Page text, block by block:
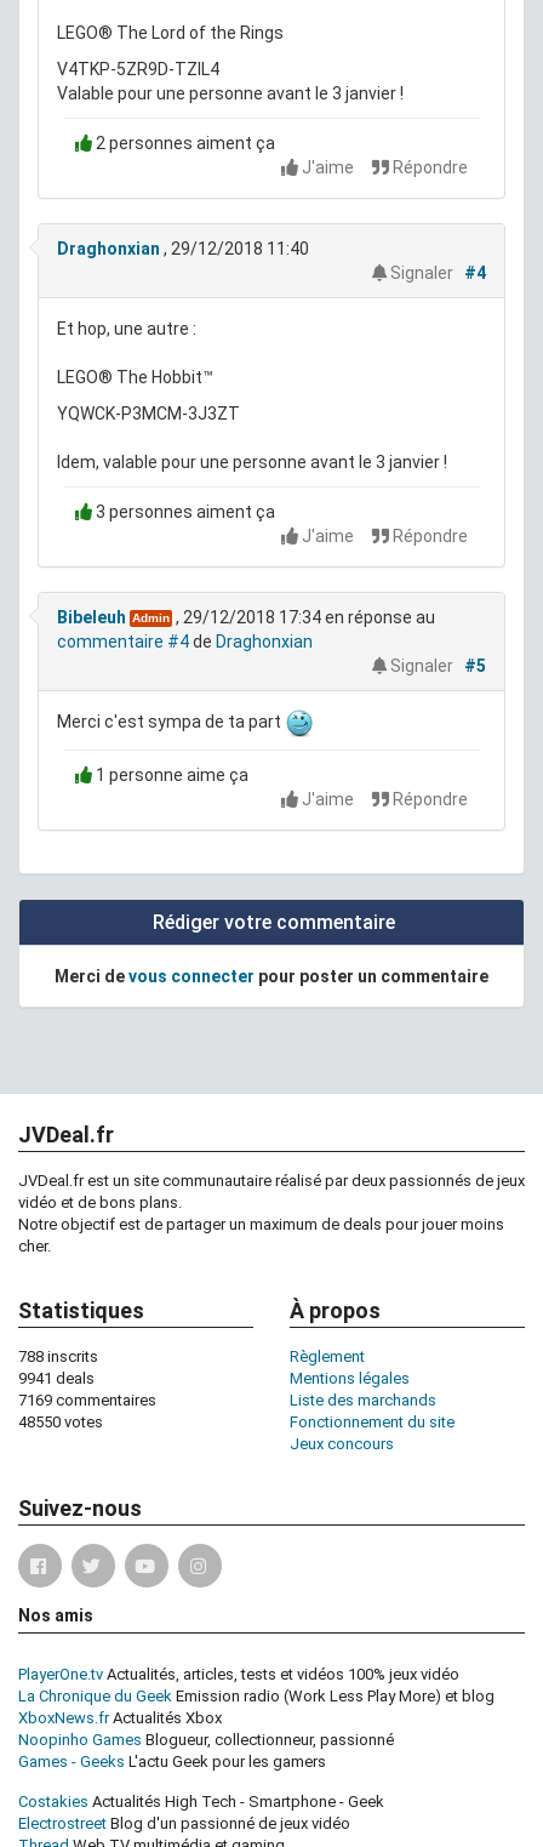
LEGO® The Lord of the Rings
V4TKP-5ZR9D-TZIL4
Valable pour une personne avant le 3 janvier !
2 personnes aiment ça
J'aime
Répondre
Draghonxian , 29/12/2018 11:40
Signaler
#4
Et hop, une autre :
LEGO® The Hobbit™
YQWCK-P3MCM-3J3ZT
Idem, valable pour une personne avant le 3 janvier !
3 personnes aiment ça
J'aime
Répondre
Bibeleuh Admin , 29/12/2018 17:34en réponse au
commentaire #4de Draghonxian
Signaler
#5
Merci c'est sympa de ta part
1 personne aime ça
J'aime
Répondre
Rédiger votre commentaire
Merci devous connecter pour poster un commentaire
JVDeal.fr
JVDeal.fr est un site communautaire réalisé par deux passionnés de jeux
vidéo et de bons plans.
Notre objectif est de partager un maximum de deals pour jouer moins
cher.
Statistiques
788 inscrits
9941 deals
7169 commentaires
48550 votes
À propos
Règlement
Mentions légales
Liste des marchands
Fonctionnement du site
Jeux concours
Suivez-nous
Nos amis
PlayerOne.tv Actualités, articles, tests et vidéos 100% jeux vidéo
La Chronique du Geek Emission radio (Work Less Play More) et blog
XboxNews.frActualités Xbox
Noopinho Games Blogueur, collectionneur, passionné
Games - Geeks L'actu Geek pour les gamers
Costakies Actualités High Tech - Smartphone - Geek
Electrostreet Blog d'un passionné de jeux vidéo